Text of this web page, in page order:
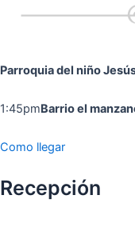
Parroquia del niño
1:45pmBarrio el
Como llegar
Recepción